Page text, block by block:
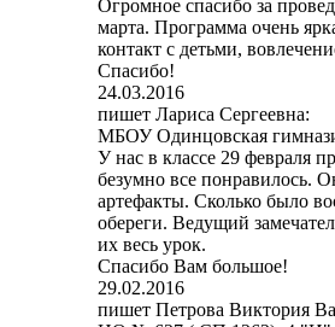
Огромное спасибо за
марта. Программа очень
контакт с детьми,
Спасибо!
24.03.2016
пишет Лариса Сергеевна:
МБОУ Одинцовская
У нас в классе 29 февраля
безумно все понравилось.
артефакты. Сколько было
обереги. Ведущий
их весь урок.
Спасибо Вам большое!
29.02.2016
пишет Петрова Виктория